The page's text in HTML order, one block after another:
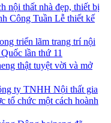
nội thất nhà đẹp, thiết bị
Công Tuần Lễ thiết kế
triển lãm trang trí nội
lần thứ 11
thật tuyệt vời và mở
ty TNHH Nội thất gia
tổ chức một cách hoành